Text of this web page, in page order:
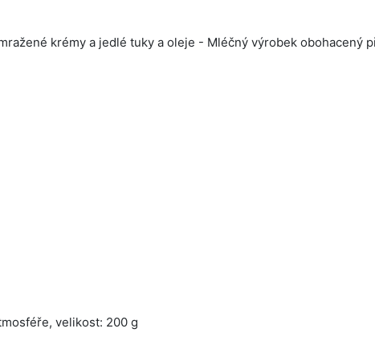
krémy a jedlé tuky a oleje - Mléčný výrobek obohacený
velikost: 200 g